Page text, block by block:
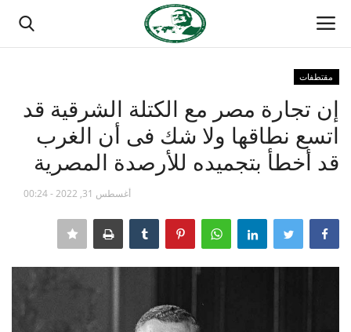
الصفحة الرئيسية
مدرسة الطليعة الوطنية
مقتطفات
إن تجارة مصر مع الكتلة الشرقية قد
اتسع نطاقها ولا شك فى أن الغرب
قد أخطأ بتجميده للأرصدة المصرية
أغسطس 31, 2022 - 00:24